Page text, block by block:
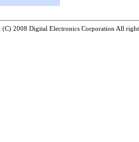
(C) 2008 Digital Electronics Corporation All